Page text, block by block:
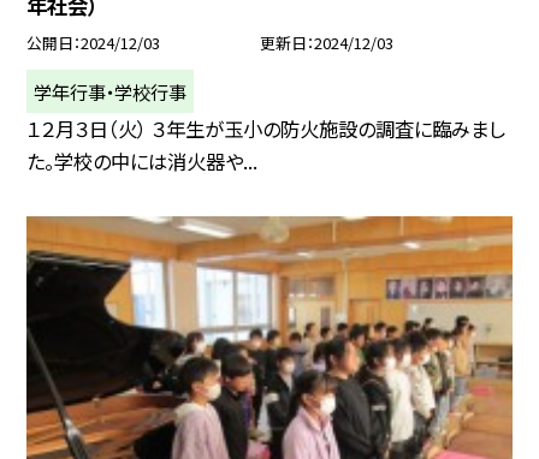
公開日 2024/12/03 更新日 2024/12/03
学年行事・学校行事
１２月３日（火） ３年生が玉小の防火施設の調査に臨みまし
た。学校の中には消火器や...